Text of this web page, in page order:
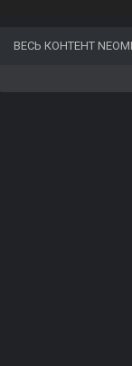
ВЕСЬ КОНТЕНТ